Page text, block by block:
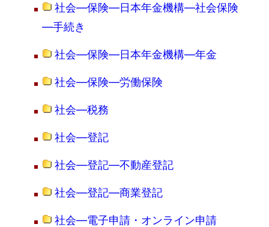
社会―保険―日本年金機構―社会保険
―手続き
社会―保険―日本年金機構―年金
社会―保険―労働保険
社会―税務
社会―登記
社会―登記―不動産登記
社会―登記―商業登記
社会―電子申請・オンライン申請